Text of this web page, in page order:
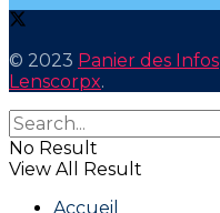
© 2023 Panier des Infos
Lenscorpx.
No Result
View All Result
Accueil